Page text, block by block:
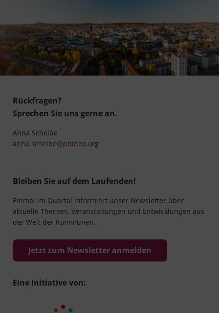
Rückfragen?
Sprechen Sie uns gerne an.
Anna Scheibe
anna.scheibe@phineo.org
Bleiben Sie auf dem Laufenden!
Einmal im Quartal informiert unser Newsletter über
aktuelle Themen, Veranstaltungen und Entwicklungen aus
der Welt der Kommunen.
Jetzt zum Newsletter anmelden
Eine Initiative von: